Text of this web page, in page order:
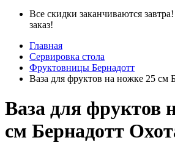
Все скидки заканчиваются
заказ!
Главная
Сервировка стола
Фруктовницы Бернадотт
Ваза для фруктов на ножке 25 см
Ваза для фруктов
см Бернадотт